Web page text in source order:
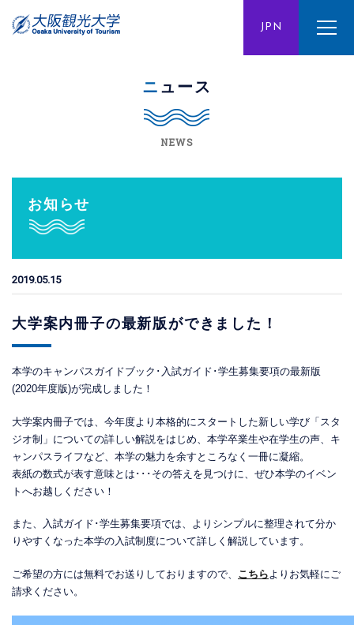
JPN
ENG CHN
ニュース
NEWS
お知らせ
2019.05.15
大学案内冊子の最新版ができました！
本学のキャンパスガイドブック･入試ガイド･学生募集要項の最新版
(2020年度版)が完成しました！
大学案内冊子では、今年度より本格的にスタートした新しい学び「スタ
ジオ制」についての詳しい解説をはじめ、本学卒業生や在学生の声、キ
ャンパスライフなど、本学の魅力を余すところなく一冊に凝縮。
表紙の数式が表す意味とは･･･その答えを見つけに、ぜひ本学のイベン
トへお越しください！
また、入試ガイド･学生募集要項では、よりシンプルに整理されて分か
りやすくなった本学の入試制度について詳しく解説しています。
ご希望の方には無料でお送りしておりますので、 こちら よりお気軽にご
請求ください。